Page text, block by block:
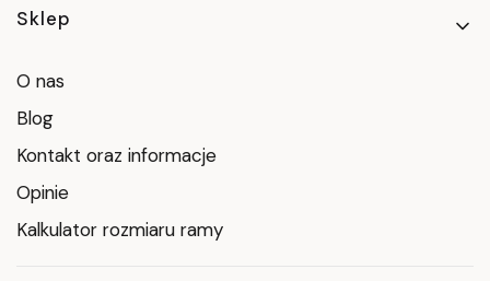
Linki w stopce
Sklep
O nas
Blog
Kontakt oraz informacje
Opinie
Kalkulator rozmiaru ramy